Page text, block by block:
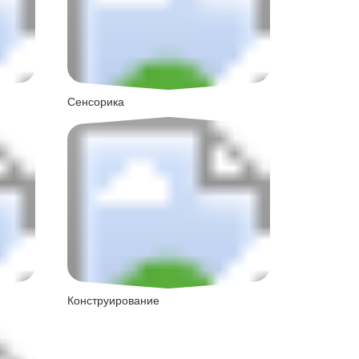
Сенсорика
Конструирование